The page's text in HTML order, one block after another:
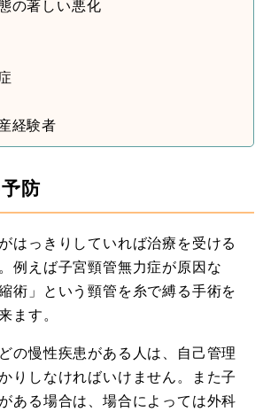
の著しい悪化
経験者
防
はっきりしていれば治療を受ける
例えば子宮頸管無力症が原因な
術」という頸管を糸で縛る手術を
ます。
の慢性疾患がある人は、自己管理
りしなければいけません。また子
ある場合は、場合によっては外科